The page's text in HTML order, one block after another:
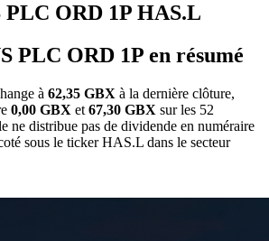
PLC ORD 1P HAS.L
PLC ORD 1P en résumé
à 62,35 GBX à la dernière clôture,
0,00 GBX et 67,30 GBX sur les 52
ne distribue pas de dividende en numéraire
sous le tickerHAS.L dans le secteur